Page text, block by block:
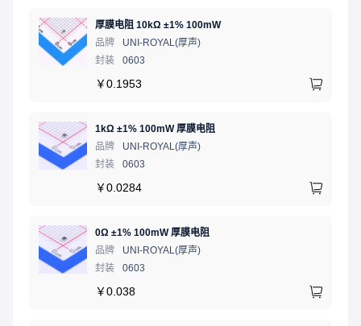
厚膜电阻 10kΩ ±1% 100mW
品牌
UNI-ROYAL(厚声)
封装
0603
￥0.1953
1kΩ ±1% 100mW 厚膜电阻
品牌
UNI-ROYAL(厚声)
封装
0603
￥0.0284
0Ω ±1% 100mW 厚膜电阻
品牌
UNI-ROYAL(厚声)
封装
0603
￥0.038